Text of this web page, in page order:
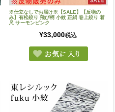
※仕立なしでお届け※【SALE】【反物の
み】有松絞り 飛び柄 小紋 正絹 巻上絞り 着
尺 サーモンピンク
¥33,000税込